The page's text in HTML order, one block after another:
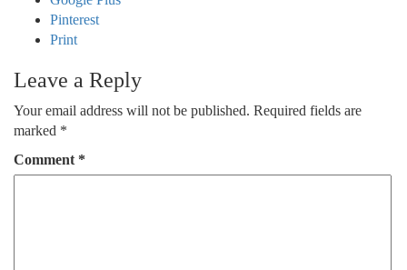
Pinterest
Print
Leave a Reply
Your email address will not be published. Required fields are
marked *
Comment *